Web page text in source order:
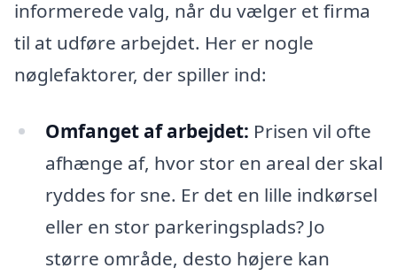
informerede valg, når du vælger et firma
til at udføre arbejdet. Her er nogle
nøglefaktorer, der spiller ind:
Omfanget af arbejdet: Prisen vil ofte
afhænge af, hvor stor en areal der skal
ryddes for sne. Er det en lille indkørsel
eller en stor parkeringsplads? Jo
større område, desto højere kan